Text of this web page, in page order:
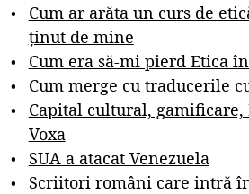
Cum ar arăta un curs de
ținut de mine
Cum era să-mi pierd Etica
Cum merge cu traducerile
Capital cultural,
Voxa
SUA a atacat Venezuela
Scriitori români care intră